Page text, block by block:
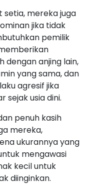
setia, mereka juga
jika tidak
pemilik
dengan anjing lain,
yang sama, dan
agresif jika
sejak usia dini.
penuh kasih
mereka,
ukurannya yang
mengawasi
kecil untuk
diinginkan.